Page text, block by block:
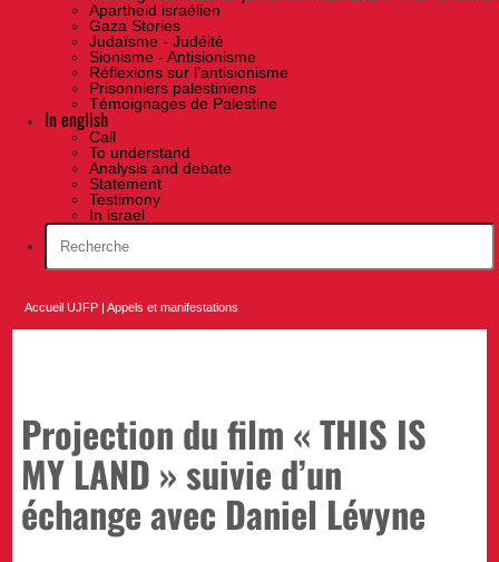
Apartheid israélien
Gaza Stories
Judaïsme - Judéité
Sionisme - Antisionisme
Réflexions sur l’antisionisme
Prisonniers palestiniens
Témoignages de Palestine
In english
Call
To understand
Analysis and debate
Statement
Testimony
In israel
Accueil UJFP |Appels et manifestations
Projection du film « THIS IS
MY LAND » suivie d’un
échange avec Daniel Lévyne